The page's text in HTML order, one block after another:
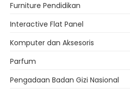
Furniture Pendidikan
Interactive Flat Panel
Komputer dan Aksesoris
Parfum
Pengadaan Badan Gizi Nasional